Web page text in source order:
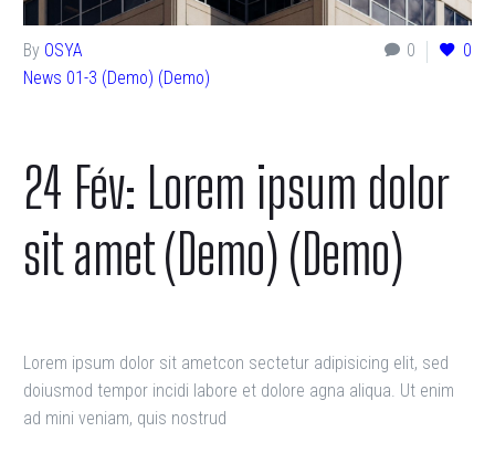
0 0
By OSYA
News 01-3 (Demo) (Demo)
24 Fév: Lorem ipsum dolor
sit amet (Demo) (Demo)
Lorem ipsum dolor sit ametcon sectetur adipisicing elit, sed
doiusmod tempor incidi labore et dolore agna aliqua. Ut enim
ad mini veniam, quis nostrud